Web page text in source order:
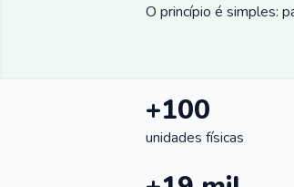
O princípio é simples:
+100
unidades físicas